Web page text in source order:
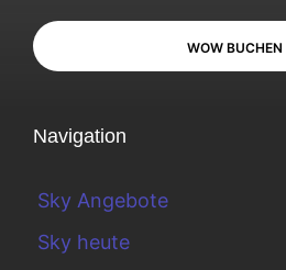
WOW BUCHEN
Navigation
Sky Angebote
Sky heute